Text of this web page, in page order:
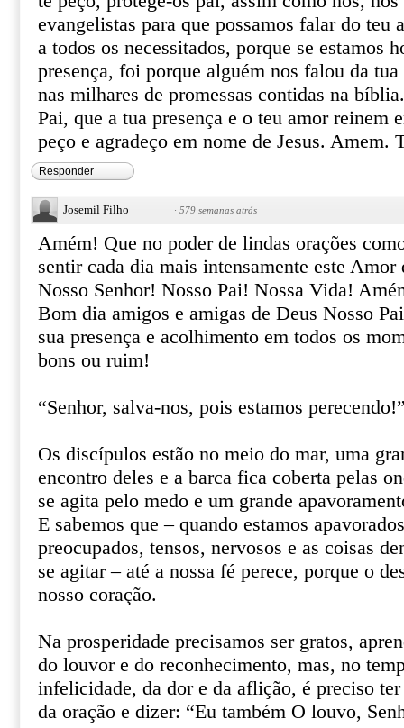
evangelistas para que possamos falar do teu
a todos os necessitados, porque se estamos
presença, foi porque alguém nos falou da
nas milhares de promessas contidas na
Pai, que a tua presença e o teu amor reinem
peço e agradeço em nome de Jesus. Amem.
Responder
Josemil Filho · 579 semanas atrás
Amém! Que no poder de lindas orações
sentir cada dia mais intensamente este Amor
Nosso Senhor! Nosso Pai! Nossa Vida!
Bom dia amigos e amigas de Deus Nosso
sua presença e acolhimento em todos os
bons ou ruim!
“Senhor, salva-nos, pois estamos
Os discípulos estão no meio do mar, uma
encontro deles e a barca fica coberta pelas
se agita pelo medo e um grande
E sabemos que – quando estamos
preocupados, tensos, nervosos e as coisas
se agitar – até a nossa fé perece, porque o
nosso coração.
Na prosperidade precisamos ser gratos,
do louvor e do reconhecimento, mas, no
infelicidade, da dor e da aflição, é preciso
da oração e dizer: “Eu também O louvo,